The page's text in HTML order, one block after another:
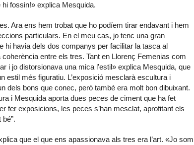
hi fossin!» explica Mesquida.
Ara ens hem trobat que ho podíem tirar endavant i hem
particulars. En el meu cas, jo tenc una gran
hi havia dels dos companys per facilitar la tasca al
entre els tres. Tant en Llorenç Femenias com
i jo distorsionava una mica l’estil» explica Mesquida, que
estil més figuratiu. L’exposició mesclarà escultura i
dels bons que conec, però també era molt bon dibuixant.
i Mesquida aporta dues peces de ciment que ha fet
fer exposicions, les peces s’han mesclat, aprofitant els
que el que ens apassionava als tres era l’art. «Jo som